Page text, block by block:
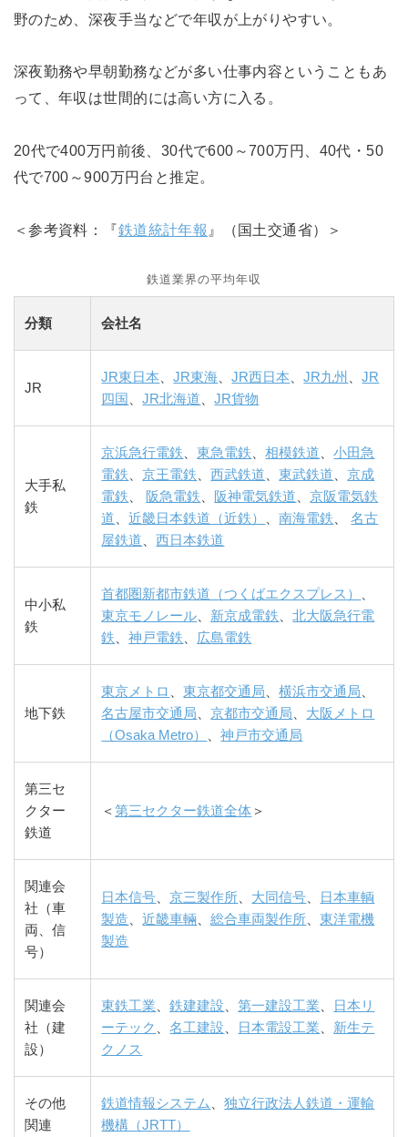
野のため、深夜手当などで年収が上がりやすい。
深夜勤務や早朝勤務などが多い仕事内容ということもあ
って、年収は世間的には高い方に入る。
20代で400万円前後、30代で600～700万円、40代・50
代で700～900万円台と推定。
＜参考資料：『鉄道統計年報 』（国土交通省）＞
鉄道業界の平均年収
分類 会社名
JR
JR東日本 、JR東海 、JR西日本 、JR九州 、JR
四国
、JR北海道 、JR貨物
大手私
鉄
京浜急行電鉄 、東急電鉄 、相模鉄道 、小田急
電鉄 、京王電鉄 、西武鉄道 、東武鉄道 、京成
電鉄
阪急電鉄 阪神電気鉄道 、京阪電気鉄
道 、近畿日本鉄道（近鉄） 、南海電鉄 、名古
屋鉄道 、西日本鉄道
中小私
鉄
首都圏新都市鉄道（つくばエクスプレス）
東京モノレール
新京成電鉄 、北大阪急行電
鉄 、神戸電鉄 広島電鉄
地下鉄
東京メトロ 、東京都交通局 、横浜市交通局
名古屋市交通局 、京都市交通局
大阪メトロ
（Osaka Metro）
、神戸市交通局
第三セ
クター
鉄道
＜第三セクター鉄道全体＞
関連会
社（車
両、信
号）
日本信号 、京三製作所 大同信号
日本車輌
製造 、近畿車輛 、総合車両製作所 、東洋電機
製造
関連会
社（建
設）
東鉄工業 、鉄建建設 、第一建設工業
日本リ
ーテック
、名工建設 日本電設工業
新生テ
クノス
その他
関連
鉄道情報システム 、独立行政法人鉄道・運輸
機構（JRTT）